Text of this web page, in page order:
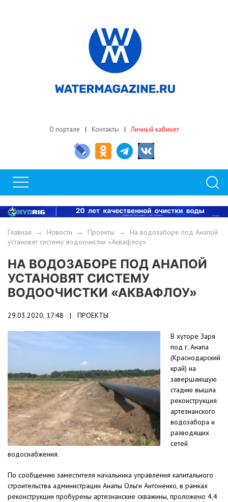
О портале Контакты Личный кабинет
Главная → Новости → Проекты → На водозаборе под Анапой
установят систему водоочистки «Аквафлоу»
НА ВОДОЗАБОРЕ ПОД АНАПОЙ
УСТАНОВЯТ СИСТЕМУ
ВОДООЧИСТКИ «АКВАФЛОУ»
29.03.2020, 17:48 | ПРОЕКТЫ
В хуторе Заря
под г. Анапа
(Краснодарский
край) на
завершающую
стадию вышла
реконструкция
артезианского
водозабора и
разводящих
сетей
водоснабжения.
По сообщению заместителя начальника управления капитального
строительства администрации Анапы Ольги Антоненко, в рамках
реконструкции пробурены артезианские скважины, проложено 4,4